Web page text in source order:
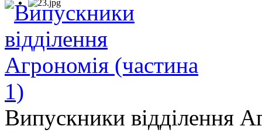
Випускники відділення